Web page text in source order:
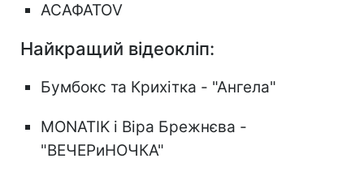
АСАФАТОV
Найкращий відеокліп:
Бумбокс та Крихітка - "Ангела"
MONATIK і Віра Брежнєва -
"ВЕЧЕРиНОЧКА"